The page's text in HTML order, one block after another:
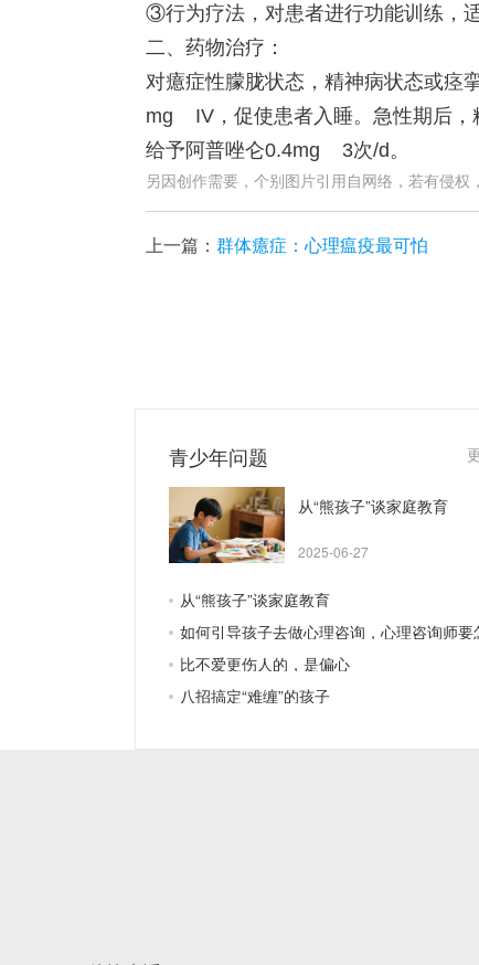
③行为疗法，对患者进行功能训练，
二、药物治疗：
对癔症性朦胧状态，精神病状态或
mg IV，促使患者入睡。急性期后，
给予阿普唑仑0.4mg 3次/d。
另因创作需要，个别图片引用自网络，若有侵
上一篇： 群体癔症：心理瘟疫最可怕
青少年问题
从“熊孩子”谈家庭教育
2025-06-27
从“熊孩子”谈家庭教育
如何引导孩子去做心理咨询，心理咨询师要
比不爱更伤人的，是偏心
八招搞定“难缠”的孩子